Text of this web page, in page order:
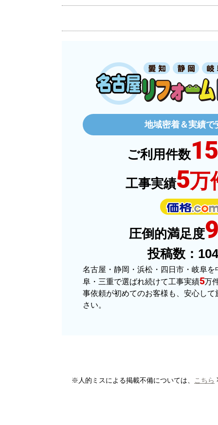
商品の梱包は必要十分なものでしたか？
ぱぱまる2018 さん 2025年12月
欲しい商品をスムーズに注文できましたか？
ショップからの連絡や対応は適切でしたか
またこのショップを利用したいですか？
予定の期日までに商品が届きましたか？
地域密着＆実績で
ご利用件数15
工事実績5万
圧倒的満足度
投稿数：
名古屋・静岡・浜松・四日市・岐阜
阜・三重で選ばれ続けて工事実績5万
事依頼が初めてのお客様も、安心し
さい。
※人的ミスによる掲載不備については、 こちら